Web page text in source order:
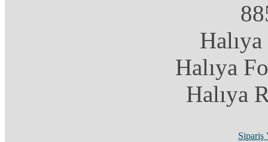
Halıya
Halıya
Sipariş